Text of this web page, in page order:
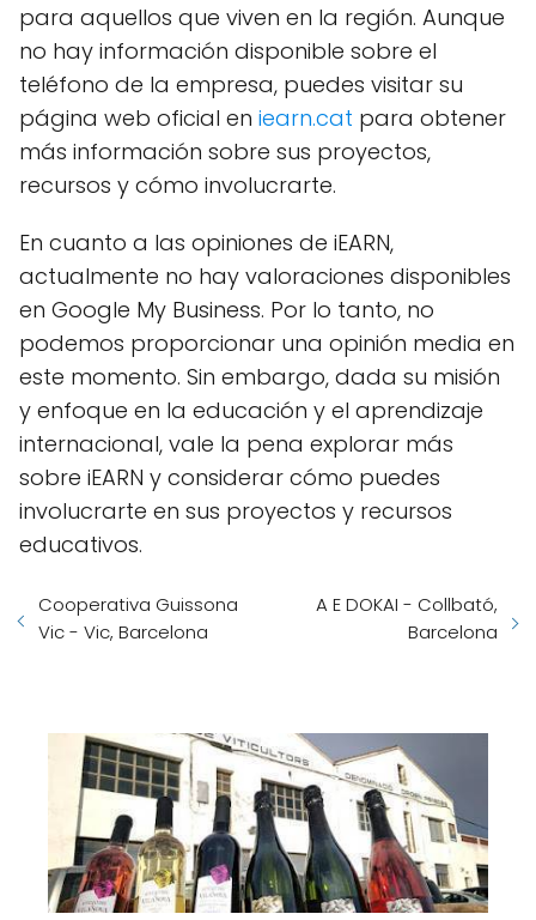
para aquellos que viven en la región. Aunque
no hay información disponible sobre el
teléfono de la empresa, puedes visitar su
página web oficial en iearn.cat para obtener
más información sobre sus proyectos,
recursos y cómo involucrarte.
En cuanto a las opiniones de iEARN,
actualmente no hay valoraciones disponibles
en Google My Business. Por lo tanto, no
podemos proporcionar una opinión media en
este momento. Sin embargo, dada su misión
y enfoque en la educación y el aprendizaje
internacional, vale la pena explorar más
sobre iEARN y considerar cómo puedes
involucrarte en sus proyectos y recursos
educativos.
Cooperativa Guissona
Vic - Vic, Barcelona
A E DOKAI - Collbató,
Barcelona